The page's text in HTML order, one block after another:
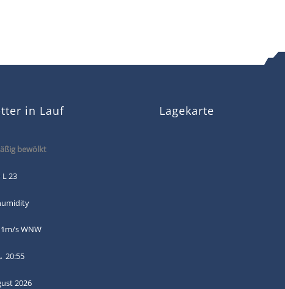
in Lauf
bewölkt
L 23
s WNW
20:55
2026
Lagekarte